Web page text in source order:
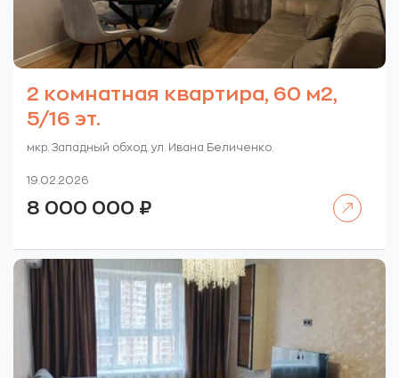
2 комнатная квартира, 60 м2,
5/16 эт.
мкр. Западный обход. ул. Ивана Беличенко.
19.02.2026
8 000 000 ₽